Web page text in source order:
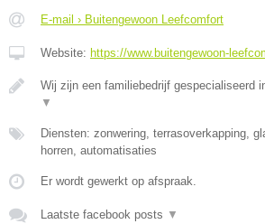
E-mail › Buitengewoon Leefcomfort
Website: https://www.buitengewoon-
Wij zijn een familiebedrijf gespecialiseerd
▼
Diensten: zonwering, terrasoverkapping,
horren, automatisaties
Er wordt gewerkt op afspraak.
Laatste facebook posts ▼